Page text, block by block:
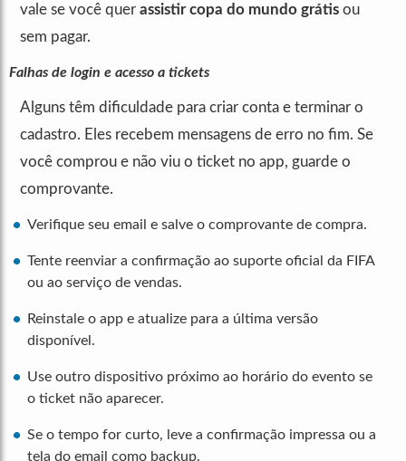
vale se você quer assistir copa do mundo grátis ou
sem pagar.
Falhas de login e acesso a tickets
Alguns têm dificuldade para criar conta e terminar o
cadastro. Eles recebem mensagens de erro no fim. Se
você comprou e não viu o ticket no app, guarde o
comprovante.
Verifique seu email e salve o comprovante de compra.
Tente reenviar a confirmação ao suporte oficial da FIFA
ou ao serviço de vendas.
Reinstale o app e atualize para a última versão
disponível.
Use outro dispositivo próximo ao horário do evento se
o ticket não aparecer.
Se o tempo for curto, leve a confirmação impressa ou a
tela do email como backup.